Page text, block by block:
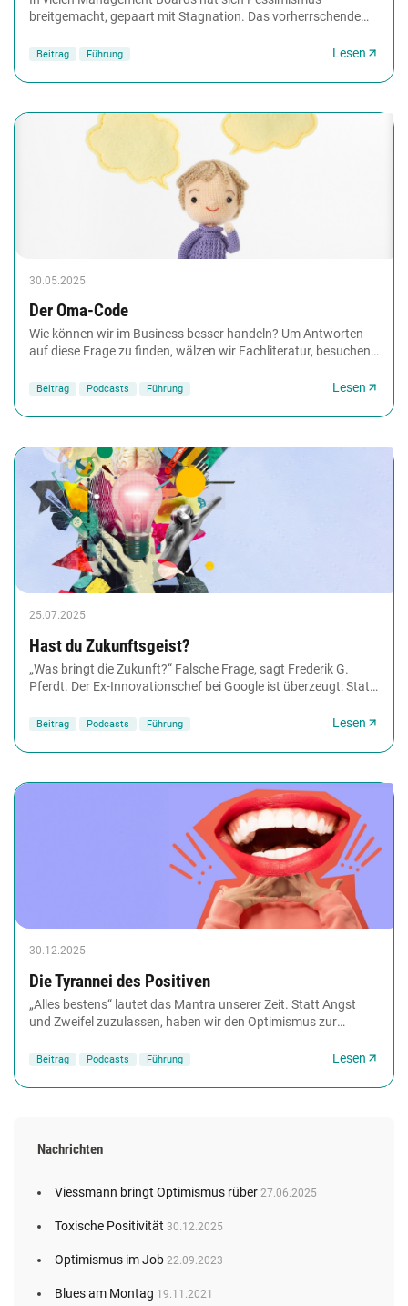
breitgemacht, gepaart mit Stagnation. Das vorherrschende
Beitrag Führung Lesen
30.05.2025
Der Oma-Code
Wie können wir im Business besser handeln? Um Antworten
auf diese Frage zu finden, wälzen wir Fachliteratur, besuchen
Beitrag Podcasts Führung Lesen
25.07.2025
Hast du Zukunftsgeist?
„Was bringt die Zukunft?“ Falsche Frage, sagt Frederik G.
Pferdt. Der Ex-Innovationschef bei Google ist überzeugt: Statt
Beitrag Podcasts Führung Lesen
30.12.2025
Die Tyrannei des Positiven
„Alles bestens“ lautet das Mantra unserer Zeit. Statt Angst
und Zweifel zuzulassen, haben wir den Optimismus zur
Beitrag Podcasts Führung Lesen
Nachrichten
Viessmann bringt Optimismus rüber 27.06.2025
Toxische Positivität 30.12.2025
Optimismus im Job 22.09.2023
Blues am Montag 19.11.2021